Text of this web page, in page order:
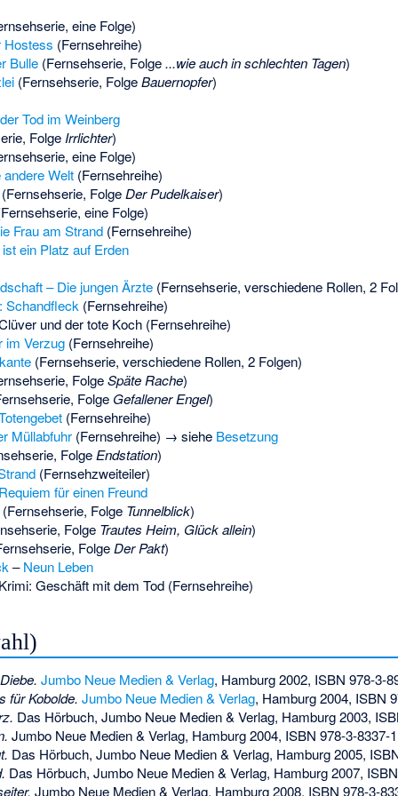
eine Folge)
Hostess (Fernsehreihe)
Bulle(Fernsehserie, Folge...wie auch in schlechten Tagen)
(Fernsehserie, FolgeBauernopfer)
Tod im Weinberg
Folge Irrlichter)
eine Folge)
Welt(Fernsehreihe)
FolgeDer Pudelkaiser)
eine Folge)
Frau am Strand(Fernsehreihe)
ein Platz auf Erden
– Die jungen Ärzte(Fernsehserie, verschiedene Rollen, 2
Schandfleck (Fernsehreihe)
und der tote Koch (Fernsehreihe)
im Verzug(Fernsehreihe)
(Fernsehserie, verschiedene Rollen, 2 Folgen)
FolgeSpäte Rache)
Folge Gefallener Engel)
(Fernsehreihe)
Müllabfuhr(Fernsehreihe) → siehe Besetzung
Folge Endstation)
(Fernsehzweiteiler)
für einen Freund
Folge Tunnelblick)
Folge Trautes Heim, Glück allein)
FolgeDer Pakt)
–Neun Leben
Geschäft mit dem Tod(Fernsehreihe)
Jumbo Neue Medien & Verlag, Hamburg 2002, ISBN 978-3-
für Kobolde. Jumbo Neue Medien & Verlag, Hamburg 2004, ISBN
Das Hörbuch, Jumbo Neue Medien & Verlag, Hamburg 2003,
Jumbo Neue Medien & Verlag, Hamburg 2004, ISBN 978-3-8337-
Das Hörbuch, Jumbo Neue Medien & Verlag, Hamburg 2005,
Das Hörbuch, Jumbo Neue Medien & Verlag, Hamburg 2007,
Jumbo Neue Medien & Verlag, Hamburg 2008, ISBN 978-3-